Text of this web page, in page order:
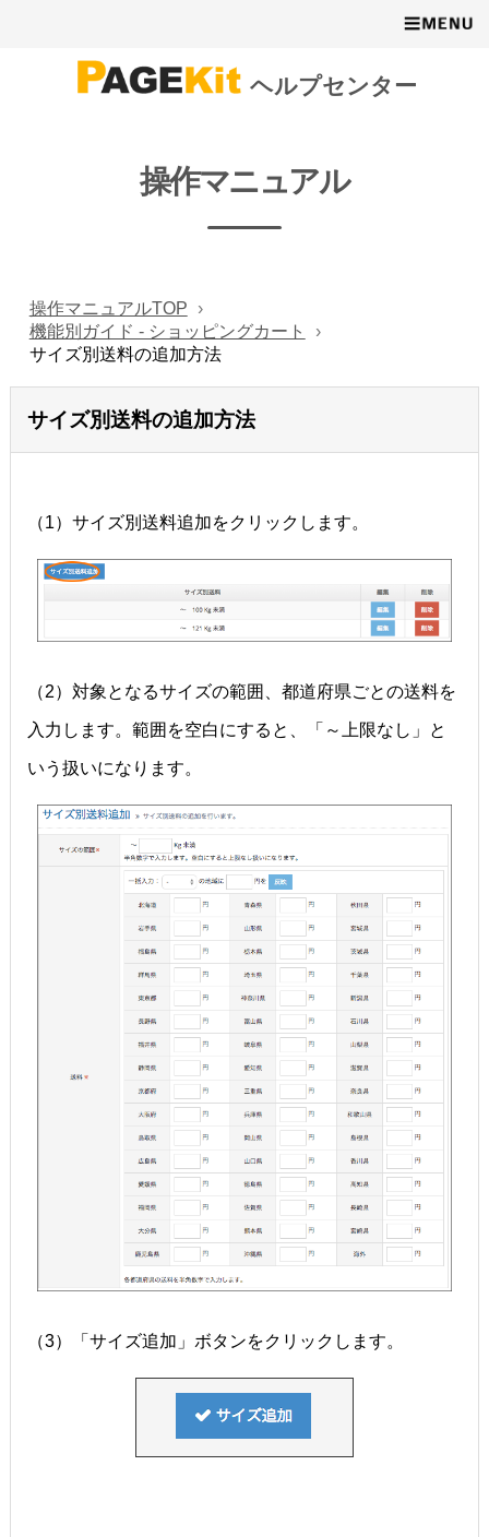
ヘルプセンター
操作マニュアル
操作マニュアルTOP
機能別ガイド - ショッピングカート
サイズ別送料の追加方法
サイズ別送料の追加方法
（1）サイズ別送料追加をクリックします。
（2）対象となるサイズの範囲、都道府県ごとの送料を
入力します。範囲を空白にすると、「～上限なし」と
いう扱いになります。
（3）「サイズ追加」ボタンをクリックします。